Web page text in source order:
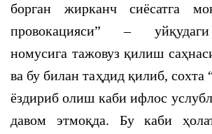
борган жирканч сиёсатга
провокацияси” –
номусига тажовуз қилиш
ва бу билан таҳдид қилиб, сохта
ёздириб олиш каби ифлос
давом этмоқда. Бу каби